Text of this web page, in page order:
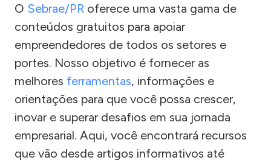
O Sebrae/PR oferece uma vasta gama de
conteúdos gratuitos para apoiar
empreendedores de todos os setores e
portes. Nosso objetivo é fornecer as
melhores ferramentas, informações e
orientações para que você possa crescer,
inovar e superar desafios em sua jornada
empresarial. Aqui, você encontrará recursos
que vão desde artigos informativos até